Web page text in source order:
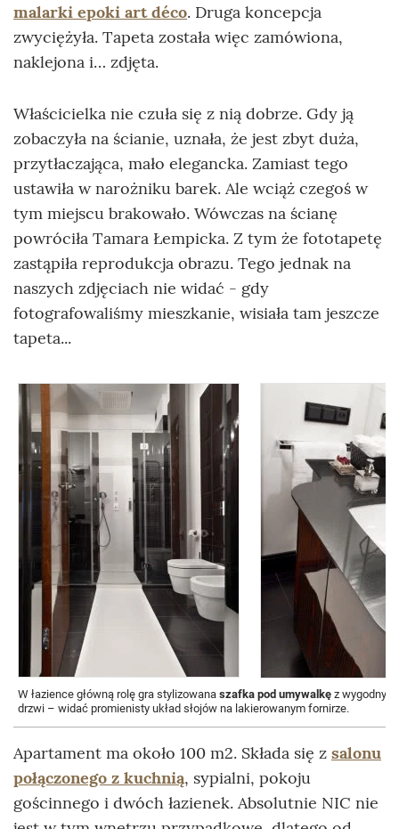
malarki epoki art déco. Druga koncepcja
zwyciężyła. Tapeta została więc zamówiona,
naklejona i… zdjęta.
Właścicielka nie czuła się z nią dobrze. Gdy ją
zobaczyła na ścianie, uznała, że jest zbyt duża,
przytłaczająca, mało elegancka. Zamiast tego
ustawiła w narożniku barek. Ale wciąż czegoś w
tym miejscu brakowało. Wówczas na ścianę
powróciła Tamara Łempicka. Z tym że fototapetę
zastąpiła reprodukcja obrazu. Tego jednak na
naszych zdjęciach nie widać - gdy
fotografowaliśmy mieszkanie, wisiała tam jeszcze
tapeta...
W łazience główną rolę gra stylizowana szafka pod umywalkę z
drzwi – widać promienisty układ słojów na lakierowanym fornirze.
Apartament ma około 100 m2. Składa się z salonu
połączonego z kuchnią, sypialni, pokoju
gościnnego i dwóch łazienek. Absolutnie NIC nie